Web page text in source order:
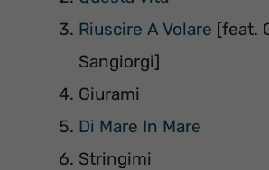
Riuscire A Volare [feat.
Sangiorgi]
Giurami
Di Mare In Mare
Stringimi